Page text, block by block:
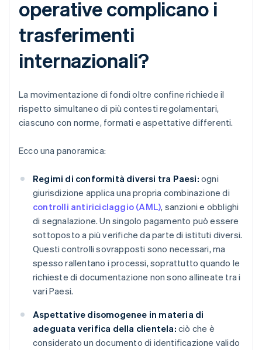
operative complicano i
trasferimenti
internazionali?
La movimentazione di fondi oltre confine richiede il
rispetto simultaneo di più contesti regolamentari,
ciascuno con norme, formati e aspettative differenti.
Ecco una panoramica:
Regimi di conformità diversi tra Paesi: ogni
giurisdizione applica una propria combinazione di
controlli antiriciclaggio (AML), sanzioni e obblighi
di segnalazione. Un singolo pagamento può essere
sottoposto a più verifiche da parte di istituti diversi.
Questi controlli sovrapposti sono necessari, ma
spesso rallentano i processi, soprattutto quando le
richieste di documentazione non sono allineate tra i
vari Paesi.
Aspettative disomogenee in materia di
adeguata verifica della clientela: ciò che è
considerato un documento di identificazione valido